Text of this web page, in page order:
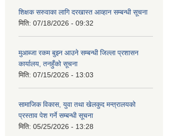
शिक्षक सरुवाका लागि दरखास्त आव्हान सम्बन्धी सूचना
मिति: 07/18/2026 - 09:32
मुआब्जा रकम बुझ्न आउने सम्बन्धी जिल्ला प्रशासन
कार्यालय, तनहुँको सूचना
मिति: 07/15/2026 - 13:03
सामाजिक विकास, युवा तथा खेलकुद मन्त्रालयको
प्रस्ताव पेश गर्ने सम्बन्धी सूचना
मिति: 05/25/2026 - 13:28